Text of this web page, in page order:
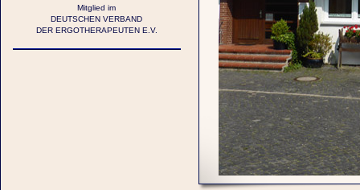
Mitglied im
DEUTSCHEN VERBAND
DER ERGOTHERAPEUTEN E.V.